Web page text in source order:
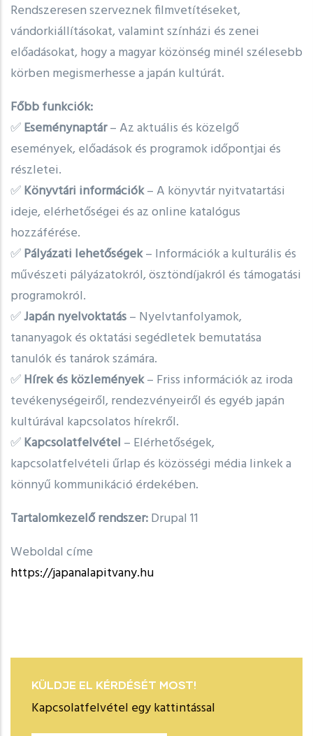
Rendszeresen szerveznek filmvetítéseket,
vándorkiállításokat, valamint színházi és zenei
előadásokat, hogy a magyar közönség minél szélesebb
körben megismerhesse a japán kultúrát.
Főbb funkciók:
✅Eseménynaptár– Az aktuális és közelgő
események, előadások és programok időpontjai és
részletei.
✅Könyvtári információk– A könyvtár nyitvatartási
ideje, elérhetőségei és az online katalógus
hozzáférése.
✅Pályázati lehetőségek– Információk a kulturális és
művészeti pályázatokról, ösztöndíjakról és támogatási
programokról.
✅Japán nyelvoktatás– Nyelvtanfolyamok,
tananyagok és oktatási segédletek bemutatása
tanulók és tanárok számára.
✅Hírek és közlemények– Friss információk az iroda
tevékenységeiről, rendezvényeiről és egyéb japán
kultúrával kapcsolatos hírekről.
✅Kapcsolatfelvétel – Elérhetőségek,
kapcsolatfelvételi űrlap és közösségi média linkek a
könnyű kommunikáció érdekében.
Tartalomkezelő rendszer:Drupal 11
Weboldal címe
https://japanalapitvany.hu
KÜLDJE EL KÉRDÉSÉT MOST!
Kapcsolatfelvétel egy kattintással